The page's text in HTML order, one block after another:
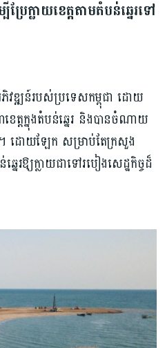
លាយខេត្ត​តាមតំបន់​ឆ្នេរ​ទៅ​
វឌ្ឍន៍របស់ប្រទេស​កម្ពុជា ដោយ​
ខេត្ត​ក្នុងតំបន់​ឆ្នេរ​ និ​ងបានចំណាយ
រ។​ ដោយឡែក សម្រាប់តែក្រសួង​
ឱ្យក្លាយជាទៅរបៀង​សេដ្ឋកិច្ចដ៏